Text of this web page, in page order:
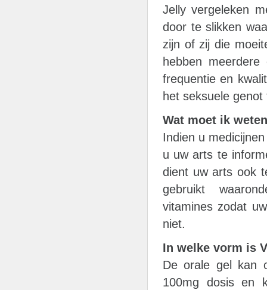
Jelly vergeleken
door te slikken
zijn of zij die
hebben
frequentie en
het seksuele
Wat moet ik
Indien u
u uw arts te
dient uw arts ook
gebruikt
vitamines zodat
niet.
In welke vorm is
De orale gel kan
100mg dosis en